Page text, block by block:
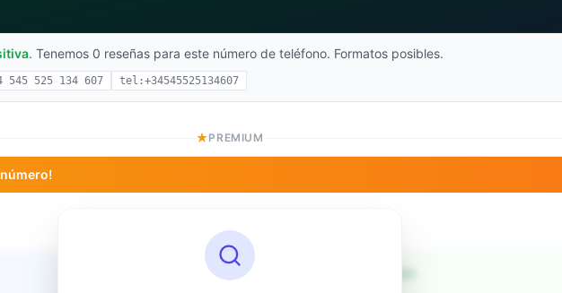
. Tenemos 0 reseñas para este número de teléfono. Formatos posibles.
545 525 134 607 tel:+34545525134607
PREMIUM